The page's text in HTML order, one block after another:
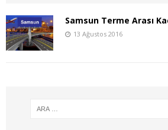
Samsun Terme Arası
13 Ağustos 2016